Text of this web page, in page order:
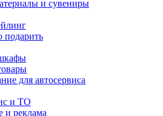
и сувениры
подарить
для автосервиса
и ТО
и реклама